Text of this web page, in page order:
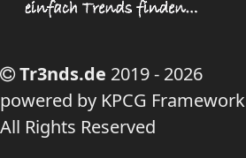
Tr3nds.de 2019 - 2026
powered by KPCG Framework
All Rights Reserved